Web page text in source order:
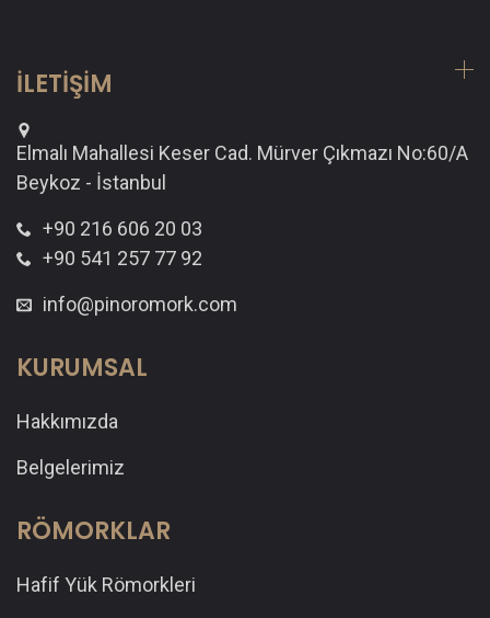
İLETİŞİM
Elmalı Mahallesi Keser Cad. Mürver Çıkmazı No:60/A
Beykoz - İstanbul
+90 216 606 20 03
+90 541 257 77 92
info@pinoromork.com
KURUMSAL
Hakkımızda
Belgelerimiz
RÖMORKLAR
Hafif Yük Römorkleri